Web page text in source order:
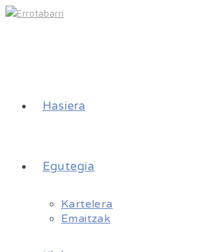
Hasiera
Egutegia
Kartelera
Emaitzak